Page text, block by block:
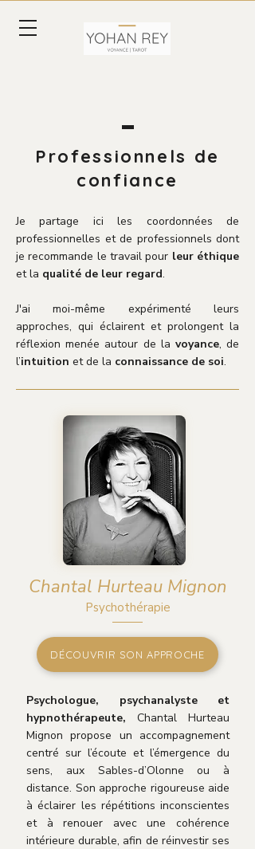
Professionnels de
confiance
Je partage ici les coordonnées de
professionnelles et de professionnels dont
je recommande le travail pour leur éthique
et la qualité de leur regard.
J'ai moi-même expérimenté leurs
approches, qui éclairent et prolongent la
réflexion menée autour de la voyance, de
l’intuition et de la connaissance de soi.
Chantal Hurteau Mignon
Psychothérapie
DÉCOUVRIR SON APPROCHE
Psychologue, psychanalyste et
hypnothérapeute, Chantal Hurteau
Mignon propose un accompagnement
centré sur l’écoute et l’émergence du
sens, aux Sables-d’Olonne ou à
distance. Son approche rigoureuse aide
à éclairer les répétitions inconscientes
et à renouer avec une cohérence
intérieure durable, afin de réinvestir ses